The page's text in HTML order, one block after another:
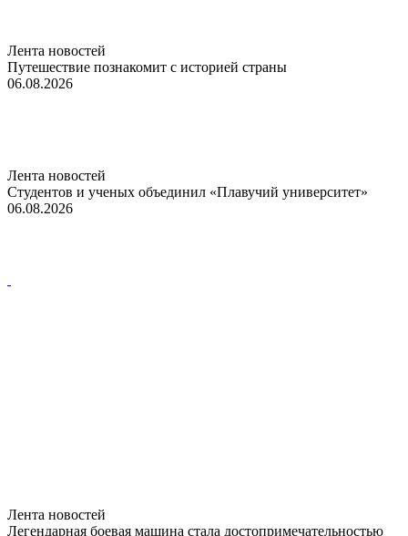
Лента новостей
Путешествие познакомит с историей страны
06.08.2026
Лента новостей
Студентов и ученых объединил «Плавучий университет»
06.08.2026
Лента новостей
Легендарная боевая машина стала достопримечательностью